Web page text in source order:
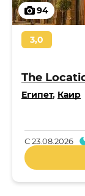
94
3,0
The
Египет, Каир
С23.08.2026